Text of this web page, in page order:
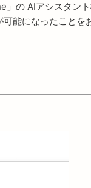
の AIアシスタン
能になったことを